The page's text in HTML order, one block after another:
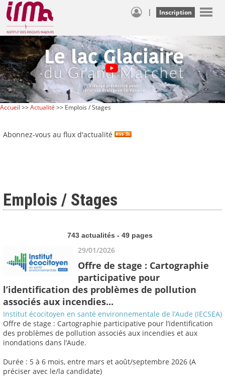
| Inscription
Accueil >>Actualité >> Emplois / Stages
Abonnez-vous au flux d'actualité
Emplois / Stages
743 actualités - 49 pages
29/01/2026
Offre de stage : Cartographie
participative pour
l’identification des problèmes de pollution
associés aux incendies...
Institut écocitoyen en santé environnementale de l’Aude (IECSEA)
Offre de stage : Cartographie participative pour l’identification
des problèmes de pollution associés aux incendies et aux
inondations dans l’Aude.
Durée : 5 à 6 mois, entre mars et août/septembre 2026 (A
préciser avec le/la candidate)